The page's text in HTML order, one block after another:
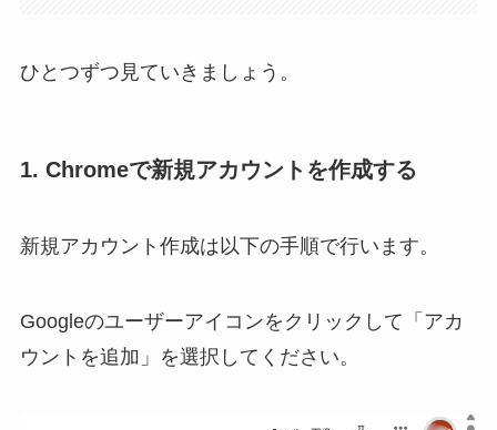
ひとつずつ見ていきましょう。
1. Chromeで新規アカウントを作成する
新規アカウント作成は以下の手順で行います。
Googleのユーザーアイコンをクリックして「アカ
ウントを追加」を選択してください。